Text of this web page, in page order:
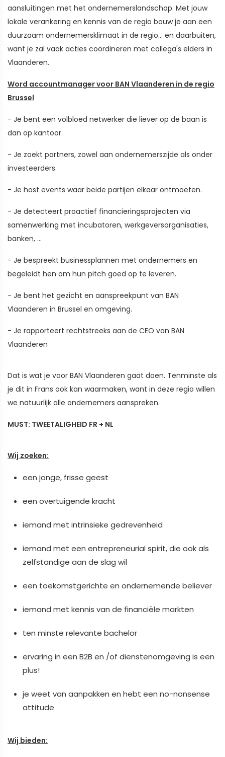
aansluitingen met het ondernemerslandschap. Met jouw
lokale verankering en kennis van de regio bouw je aan een
duurzaam ondernemersklimaat in de regio... en daarbuiten,
want je zal vaak acties coördineren met collega's elders in
Vlaanderen.
Word accountmanager voor BAN Vlaanderen in de regio
Brussel
- Je bent een volbloed netwerker die liever op de baan is
dan op kantoor.
- Je zoekt partners, zowel aan ondernemerszijde als onder
investeerders.
- Je host events waar beide partijen elkaar ontmoeten.
- Je detecteert proactief financieringsprojecten via
samenwerking met incubatoren, werkgeversorganisaties,
banken, ...
- Je bespreekt businessplannen met ondernemers en
begeleidt hen om hun pitch goed op te leveren.
- Je bent het gezicht en aanspreekpunt van BAN
Vlaanderen in Brussel en omgeving.
- Je rapporteert rechtstreeks aan de CEO van BAN
Vlaanderen
Dat is wat je voor BAN Vlaanderen gaat doen. Tenminste als
je dit in Frans ook kan waarmaken, want in deze regio willen
we natuurlijk alle ondernemers aanspreken.
MUST: TWEETALIGHEID FR + NL
Wij zoeken:
een jonge, frisse geest
een overtuigende kracht
iemand met intrinsieke gedrevenheid
iemand met een entrepreneurial spirit, die ook als
zelfstandige aan de slag wil
een toekomstgerichte en ondernemende believer
iemand met kennis van de financiële markten
ten minste relevante bachelor
ervaring in een B2B en /of dienstenomgeving is een
plus!
je weet van aanpakken en hebt een no-nonsense
attitude
Wij bieden: